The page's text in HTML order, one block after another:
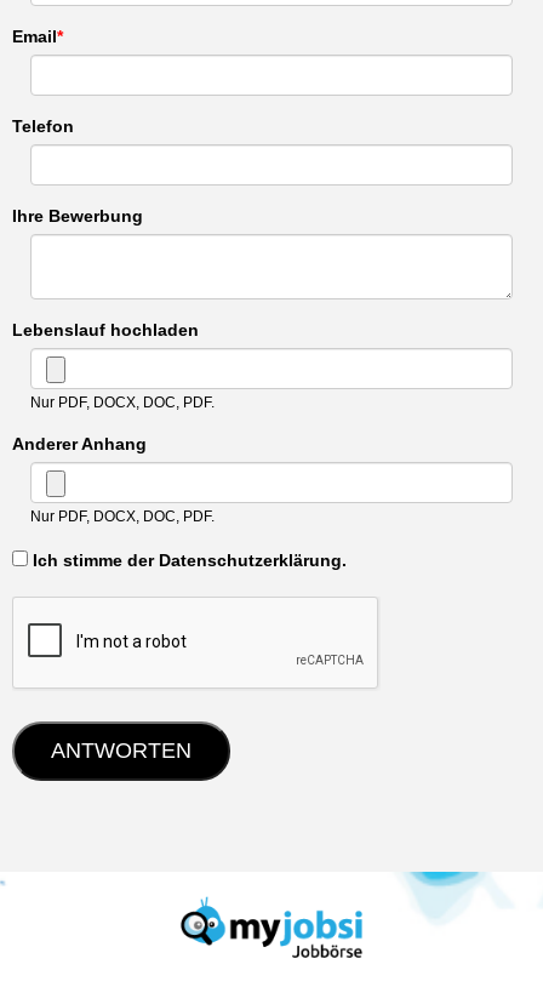
Email
Telefon
Ihre Bewerbung
Lebenslauf hochladen
Nur PDF, DOCX, DOC, PDF.
Anderer Anhang
Nur PDF, DOCX, DOC, PDF.
‏‏‎ ‎Ich stimme der Datenschutzerklärung.